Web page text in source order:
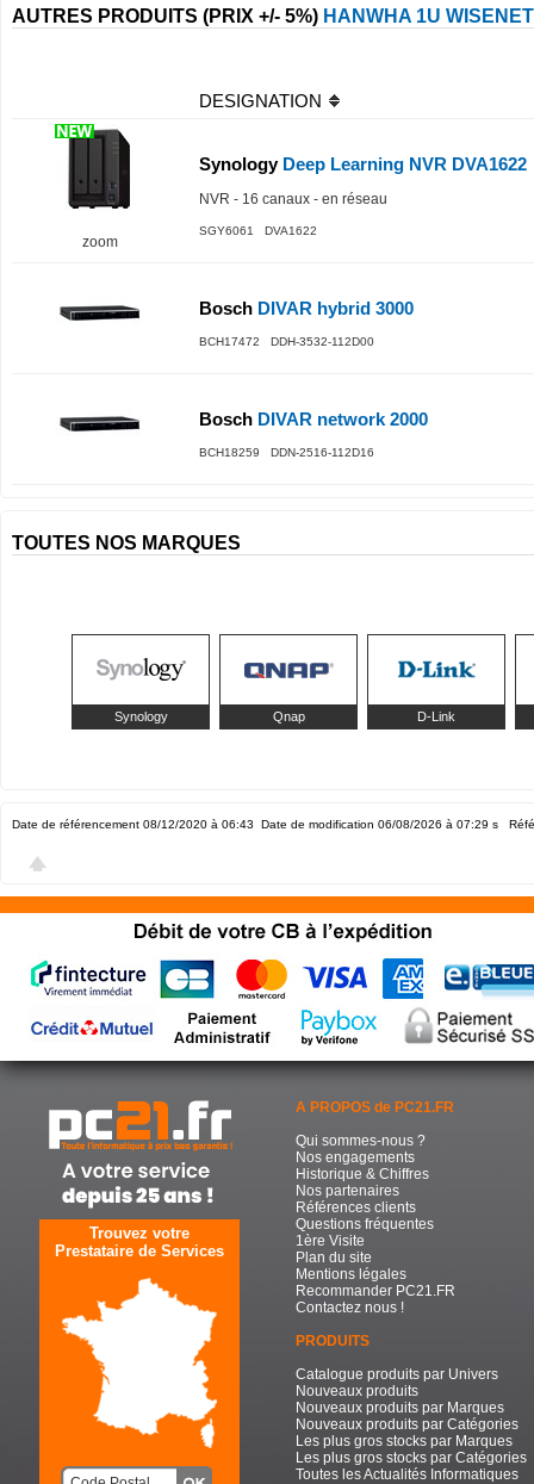
AUTRES PRODUITS (PRIX +/- 5%) HANWHA 1U
DESIGNATION
zoom
SynologyDeep Learning NVR DVA1622
NVR - 16 canaux - en réseau
SGY6061 DVA1622
Bosch DIVAR hybrid 3000
BCH17472 DDH-3532-112D00
Bosch DIVAR network 2000
BCH18259 DDN-2516-112D16
TOUTES NOS MARQUES
Synology Qnap D-Link
Date de référencement 08/12/2020 à 06:43 Date de modification 06/08/2026 à 07:29 s
Trouvez votre
Prestataire de Services
A PROPOS de PC21.FR
Qui sommes-nous ?
Nos engagements
Historique & Chiffres
Nos partenaires
Références clients
Questions fréquentes
1ère Visite
Plan du site
Mentions légales
Recommander PC21.FR
Contactez nous !
PRODUITS
Catalogue produits par Univers
Nouveaux produits
Nouveaux produits par Marques
Nouveaux produits par Catégories
Les plus gros stocks par Marques
Les plus gros stocks par Catégories
Toutes les Actualités Informatiques